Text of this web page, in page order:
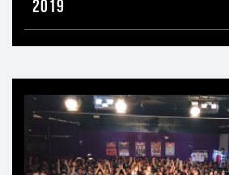
2019
Ti
può
interessare